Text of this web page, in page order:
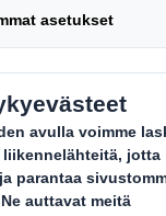
kestävä kehitys
Creative
varmistaa,